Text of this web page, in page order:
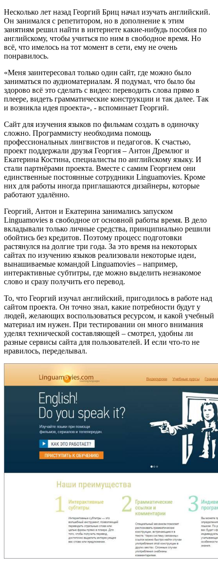
Несколько лет назад Георгий Бриц начал изучать английский.
Он занимался с репетитором, но в дополнение к этим
занятиям решил найти в интернете какие-нибудь пособия по
английскому, чтобы учиться по ним в свободное время. Но
всё, что имелось на тот момент в сети, ему не очень
понравилось.
«Меня заинтересовал только один сайт, где можно было
заниматься по аудиоматериалам. Я подумал, что было бы
здорово всё это сделать с видео: переводить слова прямо в
плеере, видеть грамматические конструкции и так далее. Так
и возникла идея проекта», - вспоминает Георгий.
Сайт для изучения языков по фильмам создать в одиночку
сложно. Программисту необходима помощь
профессиональных лингвистов и педагогов. К счастью,
проект поддержали друзья Георгия – Антон Дремлюг и
Екатерина Костина, специалисты по английскому языку. И
стали партнёрами проекта. Вместе с самим Георгием они
единственные постоянные сотрудники Linguamovies. Кроме
них для работы иногда приглашаются дизайнеры, которые
работают удалённо.
Георгий, Антон и Екатерина занимались запуском
Linguamovies в свободное от основной работы время. В дело
вкладывали только личные средства, принципиально решили
обойтись без кредитов. Поэтому процесс подготовки
растянулся на долгие три года. За это время на некоторых
сайтах по изучению языков реализовали некоторые идеи,
вынашиваемые командой Linguamovies – например,
интерактивные субтитры, где можно выделить незнакомое
слово и сразу получить его перевод.
То, что Георгий изучал английский, пригодилось в работе над
сайтом проекта. Он точно знал, какие потребности будут у
людей, желающих воспользоваться ресурсом, и какой учебный
материал им нужен. При тестировании он много внимания
уделял технической составляющей – смотрел, удобны ли
разные сервисы сайта для пользователей. И если что-то не
нравилось, переделывал.